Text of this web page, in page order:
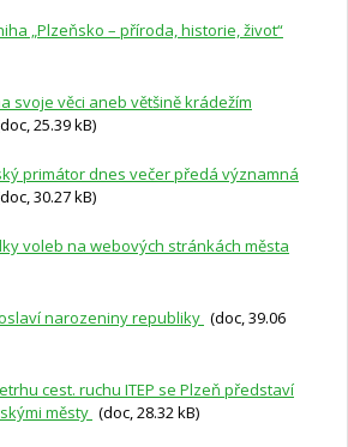
„Plzeňsko – příroda, historie, život“
svoje věci aneb většině krádežím
25.39 kB)
primátor dnes večer předá významná
30.27 kB)
voleb na webových stránkách města
narozeniny republiky (doc, 39.06
cest. ruchu ITEP se Plzeň představí
městy (doc, 28.32 kB)